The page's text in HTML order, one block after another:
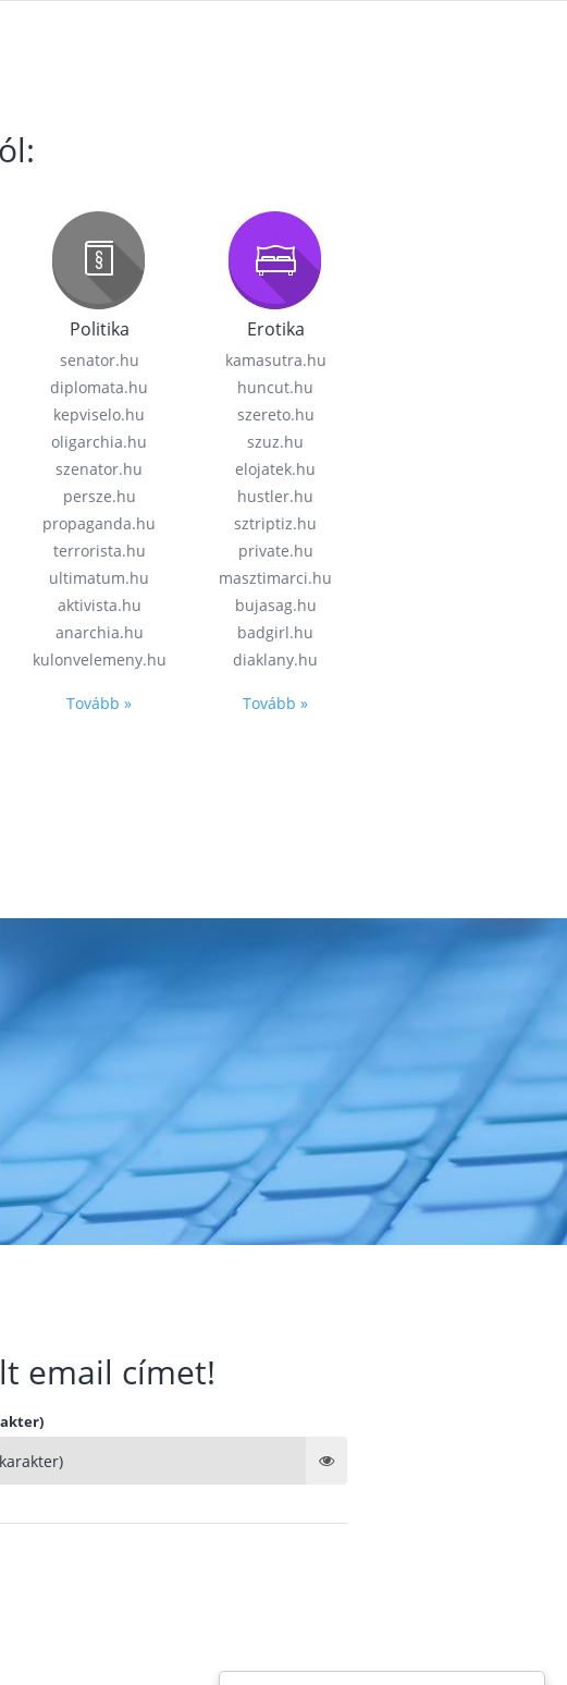
Politika
senator.hu
diplomata.hu
kepviselo.hu
oligarchia.hu
szenator.hu
persze.hu
propaganda.hu
terrorista.hu
ultimatum.hu
aktivista.hu
anarchia.hu
kulonvelemeny.hu
Tovább »
Erotika
kamasutra.hu
huncut.hu
szereto.hu
szuz.hu
elojatek.hu
hustler.hu
sztriptiz.hu
private.hu
masztimarci.hu
bujasag.hu
badgirl.hu
diaklany.hu
Tovább »
email címet!